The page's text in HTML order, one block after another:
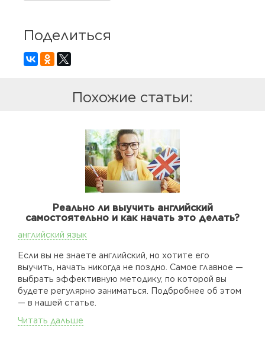
Поделиться
Похожие статьи:
Реально ли выучить английский
самостоятельно и как начать это делать?
английский язык
Если вы не знаете английский, но хотите его
выучить, начать никогда не поздно. Самое главное —
выбрать эффективную методику, по которой вы
будете регулярно заниматься. Подбробнее об этом
— в нашей статье.
Читать дальше